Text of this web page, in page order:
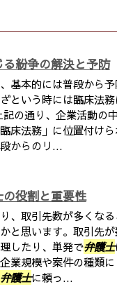
紛争の解決と予防
基本的には普段から
という時には臨床法
の通り、企業活動の
床法務」に位置付け
からのリ...
役割と重要性
、取引先数が多くな
と思います。取引先
したり、単発で弁護士
業規模や案件の種類
弁護士に頼っ...